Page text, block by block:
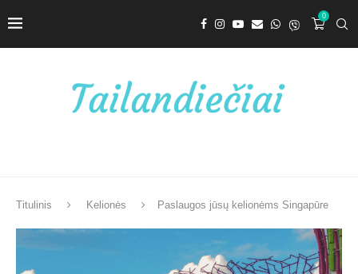
0
Titulinis Kelionės Paslaugos jūsų kelionėms Singapūre